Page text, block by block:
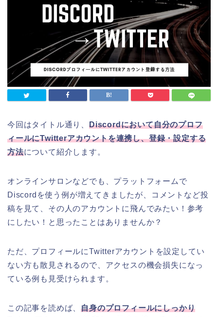
今回はタイトル通り、 Discordにおいて自分のプロフ
ィールにTwitterアカウントを連携し、登録・設定する
方法について紹介します。
オンラインサロンなどでも、プラットフォームで
Discordを使う例が増えてきましたが、コメントなど投
稿を見て、その人のアカウントに飛んでみたい！参考
にしたい！と思ったことはありませんか？
ただ、プロフィールにTwitterアカウントを設定してい
ない方も散見されるので、アクセスの機会損失になっ
ている例も見受けられます。
この記事を読めば、自身のプロフィールにしっかり